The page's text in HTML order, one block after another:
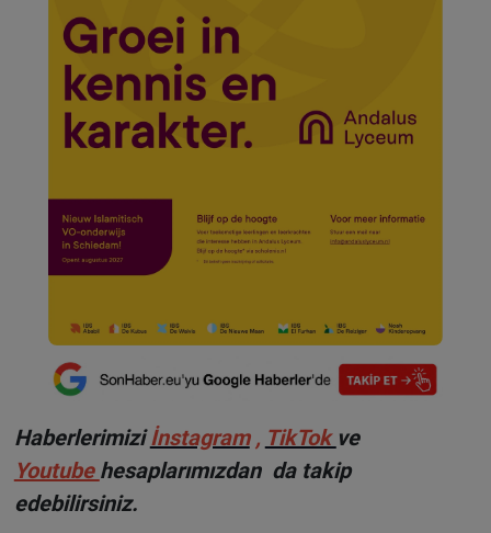
Haberlerimiziİnstagram , TikTok ve
Youtube hesaplarımızdan da takip
edebilirsiniz.